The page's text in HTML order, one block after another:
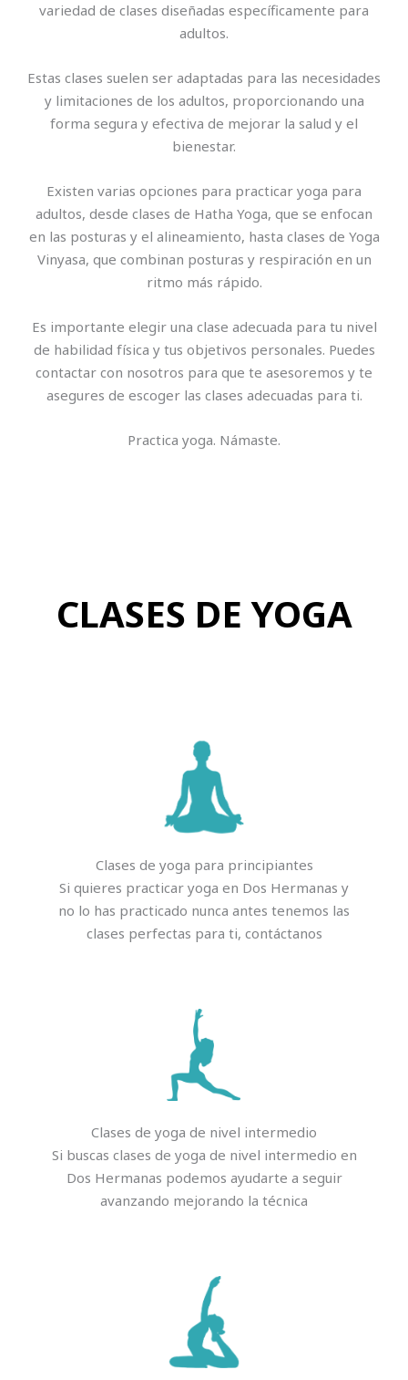
variedad de clases diseñadas específicamente para
adultos.
Estas clases suelen ser adaptadas para las necesidades
y limitaciones de los adultos, proporcionando una
forma segura y efectiva de mejorar la salud y el
bienestar.
Existen varias opciones para practicar yoga para
adultos, desde clases de Hatha Yoga, que se enfocan
en las posturas y el alineamiento, hasta clases de Yoga
Vinyasa, que combinan posturas y respiración en un
ritmo más rápido.
Es importante elegir una clase adecuada para tu nivel
de habilidad física y tus objetivos personales. Puedes
contactar con nosotros para que te asesoremos y te
asegures de escoger las clases adecuadas para ti.
Practica yoga. Námaste.
CLASES DE YOGA
Clases de yoga para principiantes
Si quieres practicar yoga en Dos Hermanas y
no lo has practicado nunca antes tenemos las
clases perfectas para ti, contáctanos​
Clases de yoga de nivel intermedio
Si buscas clases de yoga de nivel intermedio en
Dos Hermanas podemos ayudarte a seguir
avanzando mejorando la técnica